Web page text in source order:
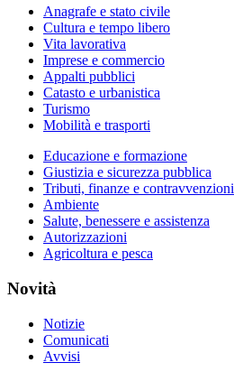
Anagrafe e stato civile
Cultura e tempo libero
Vita lavorativa
Imprese e commercio
Appalti pubblici
Catasto e urbanistica
Turismo
Mobilità e trasporti
Educazione e formazione
Giustizia e sicurezza pubblica
Tributi, finanze e contravvenzioni
Ambiente
Salute, benessere e assistenza
Autorizzazioni
Agricoltura e pesca
Novità
Notizie
Comunicati
Avvisi